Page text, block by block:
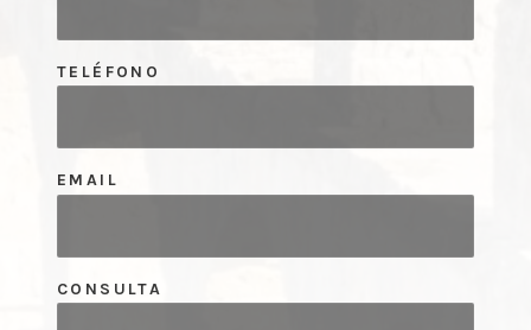
TELÉFONO
EMAIL
CONSULTA